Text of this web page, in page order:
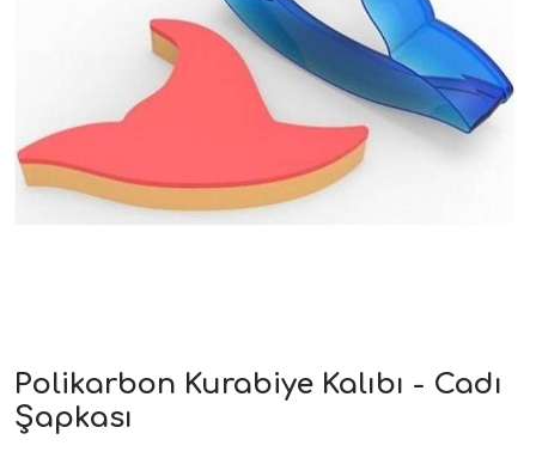
Polikarbon Kurabiye Kalıbı - Cadı
Şapkası